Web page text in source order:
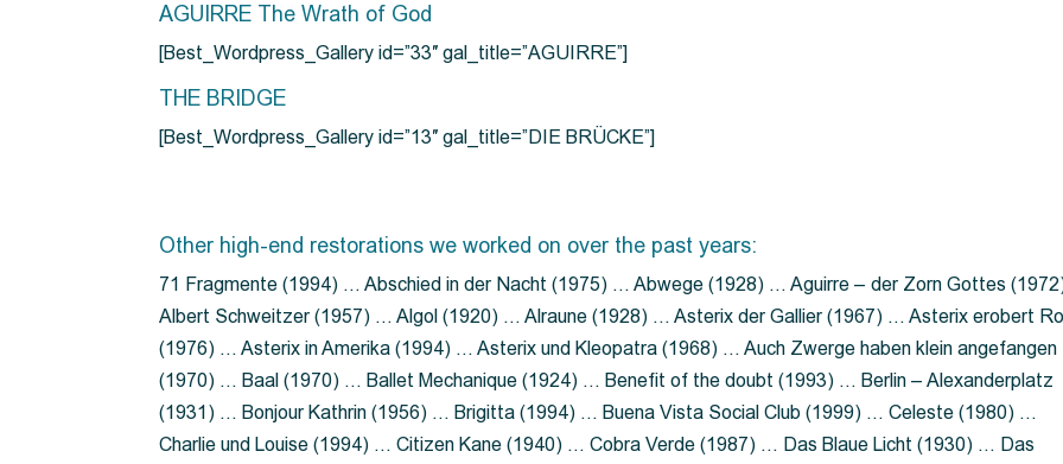
AGUIRRE The Wrath of God
[Best_Wordpress_Gallery id=”33″ gal_title=”AGUIRRE”]
THE BRIDGE
[Best_Wordpress_Gallery id=”13″ gal_title=”DIE BRÜCKE”]
Other high-end restorations we worked on over the past years:
71 Fragmente (1994) … Abschied in der Nacht (1975) … Abwege (1928) … Aguirre – der Zorn Gottes
Albert Schweitzer (1957) … Algol (1920) … Alraune (1928) … Asterix der Gallier (1967) … Asterix erobert
(1976) … Asterix in Amerika (1994) … Asterix und Kleopatra (1968) … Auch Zwerge haben klein angefangen
(1970) … Baal (1970) … Ballet Mechanique (1924) … Benefit of the doubt (1993) … Berlin – Alexanderplatz
(1931) … Bonjour Kathrin (1956) … Brigitta (1994) … Buena Vista Social Club (1999) … Celeste (1980) …
Charlie und Louise (1994) … Citizen Kane (1940) … Cobra Verde (1987) … Das Blaue Licht (1930) … Das